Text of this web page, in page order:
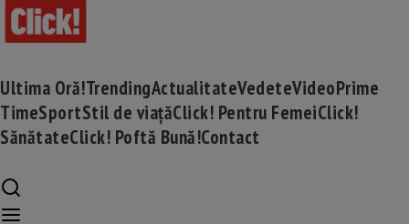
Ultima Oră!TrendingActualitateVedeteVideoPrime
TimeSportStil de viațăClick! Pentru FemeiClick!
SănătateClick! Poftă Bună!Contact